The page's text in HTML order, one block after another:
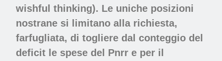
wishful thinking). Le uniche posizioni
nostrane si limitano alla richiesta,
farfugliata, di togliere dal conteggio del
deficit le spese del Pnrr e per il